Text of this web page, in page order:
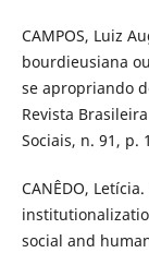
CAMPOS, Luiz
bourdieusiana
se apropriando
Revista
Sociais, n. 91, p.
CANÊDO,
social and